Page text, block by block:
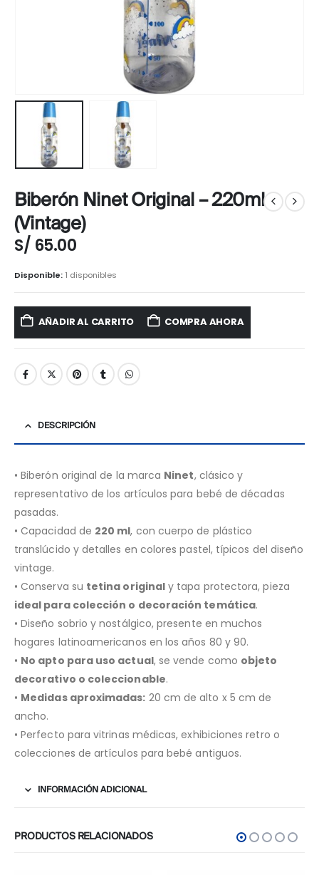
Biberón Ninet Original – 220ml
(Vintage)
S/ 65.00
Disponible: 1 disponibles
AÑADIR AL CARRITO COMPRA AHORA
DESCRIPCIÓN
• Biberón original de la marca Ninet, clásico y
representativo de los artículos para bebé de décadas
pasadas.
• Capacidad de 220 ml, con cuerpo de plástico
translúcido y detalles en colores pastel, típicos del diseño
vintage.
• Conserva su tetina original y tapa protectora, pieza
ideal para colección o decoración temática.
• Diseño sobrio y nostálgico, presente en muchos
hogares latinoamericanos en los años 80 y 90.
• No apto para uso actual, se vende como objeto
decorativo o coleccionable.
• Medidas aproximadas: 20 cm de alto x 5 cm de
ancho.
• Perfecto para vitrinas médicas, exhibiciones retro o
colecciones de artículos para bebé antiguos.
INFORMACIÓN ADICIONAL
PRODUCTOS RELACIONADOS